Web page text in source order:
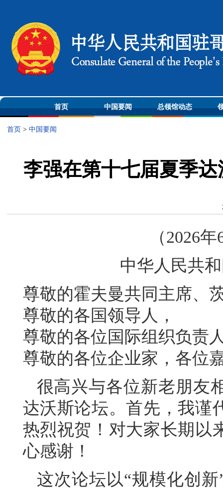
首页 中国要闻 总领馆动态
首页 > 中国要闻
李强在第十七届夏季
（2026
中华人民共
尊敬的霍夫曼共同主席、
尊敬的各国领导人，
尊敬的各位国际组织负责
尊敬的各位企业家，各位
很高兴与各位新老朋友
达沃斯论坛。首先，我谨
热烈祝贺！对大家长期以
心感谢！
这次论坛以“规模化创